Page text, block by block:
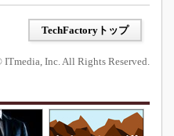
TechFactoryトップ
Inc. All Rights Reserved.